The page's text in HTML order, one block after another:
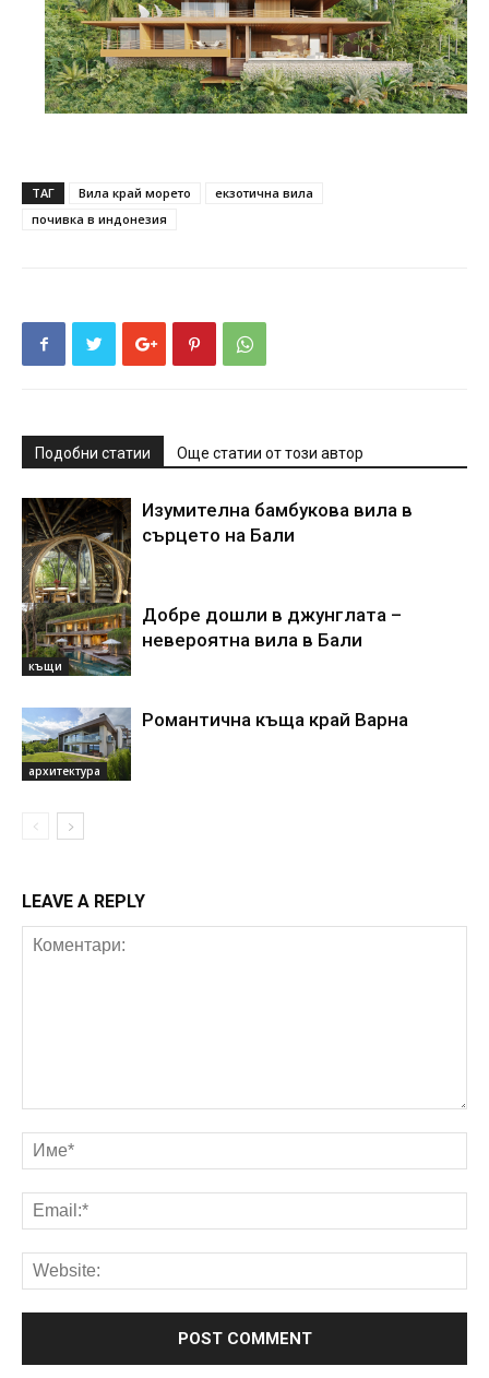
ТАГ Вила край морето
екзотична вила
почивка в индонезия
Подобни статии Още статии от този автор
къщи
Изумителна бамбукова вила в
сърцето на Бали
къщи
Добре дошли в джунглата –
невероятна вила в Бали
архитектура
Романтична къща край Варна
LEAVE A REPLY